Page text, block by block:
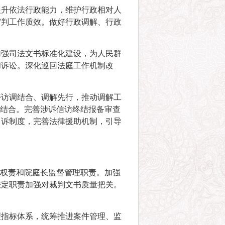
依法行政能力，维护行政相对人
工作质效。做好行政调解、行政
司法文书标准化建设，为人民群
讼。深化巡回法庭工作机制改
调结合、调解先行，推动调解工
合。完善涉诉信访终结报备审查
制度，完善法律援助机制，引导
责和院庭长监督管理职责。加强
职责加强对裁判文书质量把关。
标体系，统筹推进案件管理、监